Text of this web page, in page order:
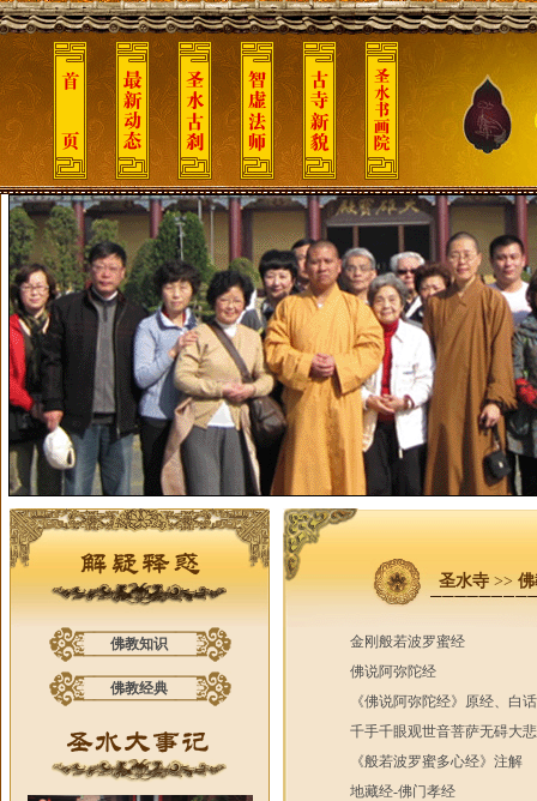
圣水寺 >>
佛教知识
佛教经典
金刚般若波罗蜜经
佛说阿弥陀经
《佛说阿弥陀经》原经、白
千手千眼观世音菩萨无碍大
《般若波罗蜜多心经》注解
地藏经-佛门孝经